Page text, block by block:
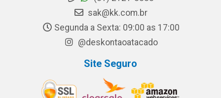
sak@kk.com.br
Segunda a Sexta: 09:00 as 17:00
@deskontaoatacado
Site Seguro